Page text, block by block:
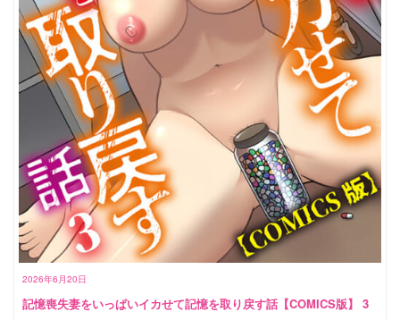
2026年6月20日
記憶喪失妻をいっぱいイカせて記憶を取り戻す話【COMICS版】 3